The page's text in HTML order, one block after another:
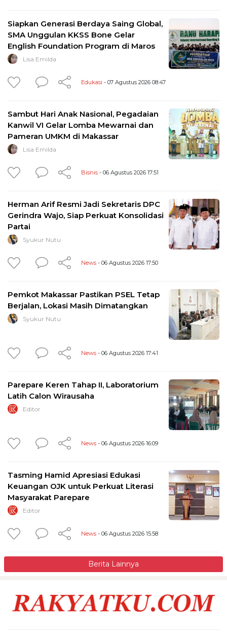
Siapkan Generasi Berdaya Saing Global,
SMA Unggulan KKSS Bone Gelar
English Foundation Program di Maros
Lisa Emilda
Edukasi - 07 Agustus 2026 08:47
Sambut Hari Anak Nasional, Pegadaian
Kanwil VI Gelar Lomba Mewarnai dan
Pameran UMKM di Makassar
Lisa Emilda
Bisnis - 06 Agustus 2026 17:51
Herman Arif Resmi Jadi Sekretaris DPC
Gerindra Wajo, Siap Perkuat Konsolidasi
Partai
Syukur Nutu
News - 06 Agustus 2026 17:50
Pemkot Makassar Pastikan PSEL Tetap
Berjalan, Lokasi Masih Dimatangkan
Syukur Nutu
News - 06 Agustus 2026 17:41
Parepare Keren Tahap II, Laboratorium
Latih Calon Wirausaha
Editor
News - 06 Agustus 2026 16:09
Tasming Hamid Apresiasi Edukasi
Keuangan OJK untuk Perkuat Literasi
Masyarakat Parepare
Editor
News - 06 Agustus 2026 15:58
Berita Lainnya